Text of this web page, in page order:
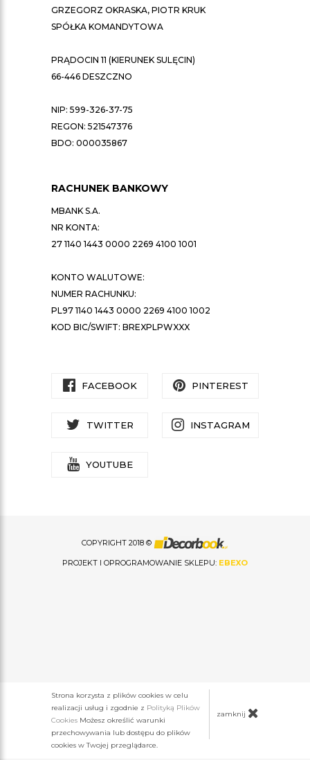
GRZEGORZ OKRASKA, PIOTR KRUK
SPÓŁKA KOMANDYTOWA
PRĄDOCIN 11 (KIERUNEK SULĘCIN)
66-446 DESZCZNO
NIP: 599-326-37-75
REGON: 521547376
BDO: 000035867
RACHUNEK BANKOWY
MBANK S.A.
NR KONTA:
27 1140 1443 0000 2269 4100 1001
KONTO WALUTOWE:
NUMER RACHUNKU:
PL97 1140 1443 0000 2269 4100 1002
KOD BIC/SWIFT: BREXPLPWXXX
FACEBOOK PINTEREST
TWITTER INSTAGRAM
YOUTUBE
COPYRIGHT 2018 ©
PROJEKT I OPROGRAMOWANIE SKLEPU: EBEXO
Strona korzysta z plików cookies w celu
realizacji usług i zgodnie z Polityką Plików
Cookies Możesz określić warunki
przechowywania lub dostępu do plików
cookies w Twojej przeglądarce.
zamknij